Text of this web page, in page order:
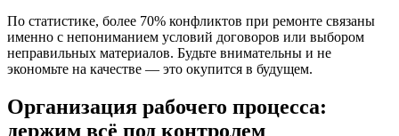
По статистике, более 70% конфликтов при ремонте связаны
именно с непониманием условий договоров или выбором
неправильных материалов. Будьте внимательны и не
экономьте на качестве — это окупится в будущем.
Организация рабочего процесса:
держим всё под контролем